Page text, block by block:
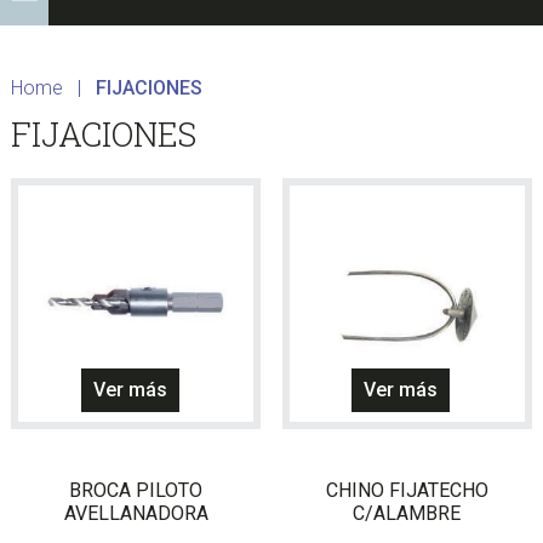
Home FIJACIONES
FIJACIONES
Ver más
variantes.
Las
BROCA PILOTO
AVELLANADORA
Ver más
CHINO FIJATECHO
C/ALAMBRE